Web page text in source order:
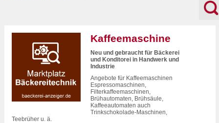
Kaffeemaschine
Neu und gebraucht für Bäckerei
und Konditorei in Handwerk und
Industrie
Angebote für Kaffeemaschinen
Espressomaschinen,
Filterkaffeemaschinen,
Brühautomaten, Brühsäule,
Kaffeeautomaten auch
Trinkschokolade-Maschinen,
Teebrüher u. ä.